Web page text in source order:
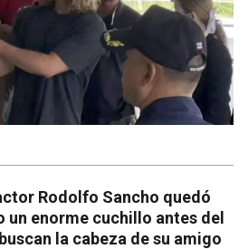
Rodolfo Sancho quedó
un enorme cuchillo antes del
la cabeza de su amigo